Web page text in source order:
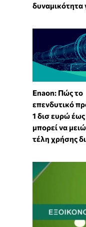
δυναμικότητα
Enaon: Πώς το
επενδυτικό
1 δισ ευρώ
μπορεί να
τέλη χρήσης